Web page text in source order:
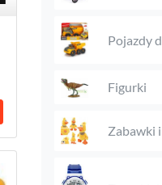
Pojazdy
Figurki
Zabawki